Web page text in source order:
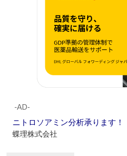
‐AD‐
ニトロソアミン分析承ります
蝶理株式会社